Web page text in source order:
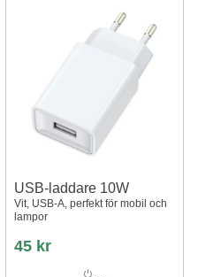
USB-laddare 10W
Vit, USB-A, perfekt för mobil och
lampor
45 kr